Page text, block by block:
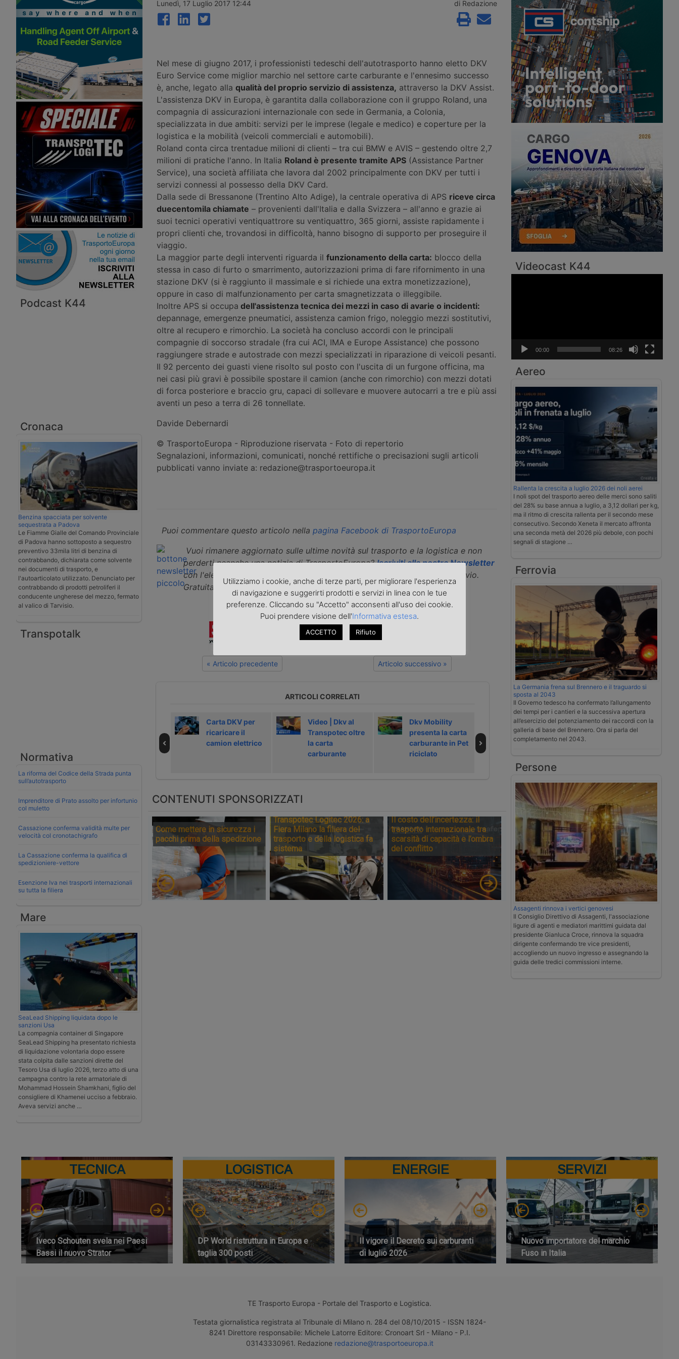
Ferragosto, con oltre 25 milioni di
spostamenti attesi tra il 7 e il 9
agosto 2026.
pareri di Antitrust e Consiglio
regionale, mentre il pedaggio
riservato ai veicoli industriali resta
Paese certificato Gold secondo lo
standard Sstpa. La struttura da 74
posti rientra in un progetto
l’ammodernamento di cinque aree di
sosta tra Austria, Italia e Germania.
massa complessiva fino a 7,5
tonnellate a 1.040 euro, senza
possibilità di recupero delle accise. Il
credito d’imposta introdotto dal
Governo copre solo il 22% circa dei
veicoli industriali circolanti in Italia.
Podcast K44
Cronaca
Benzina spacciata per solvente
sequestrata a Padova
Le Fiamme Gialle del Comando Provinciale
di Padova hanno sottoposto a sequestro
preventivo 33mila litri di benzina di
contrabbando, dichiarata come solvente
nei documenti di trasporto, e
l'autoarticolato utilizzato. Denunciato per
contrabbando di prodotti petroliferi il
conducente ungherese del mezzo, fermato
al valico di Tarvisio.
Transpotalk
Normativa
La riforma del Codice della Strada punta
sull’autotrasporto
Imprenditore di Prato assolto per infortunio
col muletto
Cassazione conferma validità multe per
velocità col cronotachigrafo
La Cassazione conferma la qualifica di
spedizioniere-vettore
Esenzione Iva nei trasporti internazionali
su tutta la filiera
Mare
SeaLead Shipping liquidata dopo le
sanzioni Usa
La compagnia container di Singapore
SeaLead Shipping ha presentato richiesta
di liquidazione volontaria dopo essere
stata colpita dalle sanzioni dirette del
Tesoro Usa di luglio 2026, terzo atto di una
campagna contro la rete armatoriale di
Mohammad Hossein Shamkhani, figlio del
consigliere di Khamenei ucciso a febbraio.
Aveva servizi anche …
Lunedì, 17 Luglio 2017 12:44 di Redazione
Nel mese di giugno 2017, i professionisti tedeschi dell'autotrasporto hanno eletto DKV
Euro Service come miglior marchio nel settore carte carburante e l'ennesimo successo
è, anche, legato alla qualità del proprio servizio di assistenza, attraverso la DKV Assist.
L'assistenza DKV in Europa, è garantita dalla collaborazione con il gruppo Roland, una
compagnia di assicurazioni internazionale con sede in Germania, a Colonia,
specializzata in due ambiti: servizi per le imprese (legale e medico) e coperture per la
logistica e la mobilità (veicoli commerciali e automobili).
Roland conta circa trentadue milioni di clienti – tra cui BMW e AVIS – gestendo oltre 2,7
milioni di pratiche l'anno. In Italia Roland è presente tramite APS (Assistance Partner
Service), una società affiliata che lavora dal 2002 principalmente con DKV per tutti i
servizi connessi al possesso della DKV Card.
Dalla sede di Bressanone (Trentino Alto Adige), la centrale operativa di APS riceve circa
duecentomila chiamate – provenienti dall'Italia e dalla Svizzera – all'anno e grazie ai
suoi tecnici operativi ventiquattrore su ventiquattro, 365 giorni, assiste rapidamente i
propri clienti che, trovandosi in difficoltà, hanno bisogno di supporto per proseguire il
viaggio.
La maggior parte degli interventi riguarda il funzionamento della carta: blocco della
stessa in caso di furto o smarrimento, autorizzazioni prima di fare rifornimento in una
stazione DKV (si è raggiunto il massimale e si richiede una extra monetizzazione),
oppure in caso di malfunzionamento per carta smagnetizzata o illeggibile.
Inoltre APS si occupa dell'assistenza tecnica dei mezzi in caso di avarie o incidenti:
depannage, emergenze pneumatici, assistenza camion frigo, noleggio mezzi sostitutivi,
oltre al recupero e rimorchio. La società ha concluso accordi con le principali
compagnie di soccorso stradale (fra cui ACI, IMA e Europe Assistance) che possono
raggiungere strade e autostrade con mezzi specializzati in riparazione di veicoli pesanti.
Il 92 percento dei guasti viene risolto sul posto con l'uscita di un furgone officina, ma
nei casi più gravi è possibile spostare il camion (anche con rimorchio) con mezzi dotati
di forca posteriore e braccio gru, capaci di sollevare e muovere autocarri a tre e più assi
aventi un peso a terra di 26 tonnellate.
Davide Debernardi
© TrasportoEuropa - Riproduzione riservata - Foto di repertorio
Segnalazioni, informazioni, comunicati, nonché rettifiche o precisazioni sugli articoli
pubblicati vanno inviate a: redazione@trasportoeuropa.it
Puoi commentare questo articolo nella pagina Facebook di TrasportoEuropa
Vuoi rimanere aggiornato sulle ultime novità sul trasporto e la logistica e non
perderti neanche una notizia di TrasportoEuropa?Iscriviti alla nostra Newsletter
con l'elenco ed i link di tutti gli articoli pubblicati nei giorni precedenti l'invio.
Gratuita e NO SPAM!
« Articolo precedente Articolo successivo »
ARTICOLI CORRELATI
Carta DKV per
ricaricare il
camion elettrico
Video | Dkv al
Transpotec oltre
la carta
carburante
Dkv Mobility
presenta la carta
carburante in Pet
riciclato
Carta Dkv anche
per gas naturale
liquefatto in
Arriva un nuovo
operatore per il
CONTENUTI SPONSORIZZATI
Come mettere in sicurezza i
pacchi prima della spedizione
Transpotec Logitec 2026: a
Fiera Milano la filiera del
trasporto e della logistica fa
sistema
Il costo dell’incertezza: il
trasporto internazionale tra
scarsità di capacità e l’ombra
del conflitto
Videocast K44
00:00 08:26
Aereo
Rallenta la crescita a luglio 2026 dei noli aerei
I noli spot del trasporto aereo delle merci sono saliti
del 28% su base annua a luglio, a 3,12 dollari per kg,
ma il ritmo di crescita rallenta per il secondo mese
consecutivo. Secondo Xeneta il mercato affronta
una seconda metà del 2026 più debole, con pochi
segnali di stagione …
Ferrovia
La Germania frena sul Brennero e il traguardo si
sposta al 2043
Il Governo tedesco ha confermato l’allungamento
dei tempi per i cantieri e la successiva apertura
all’esercizio del potenziamento dei raccordi con la
galleria di base del Brennero. Ora si parla del
completamento nel 2043.
Persone
Assagenti rinnova i vertici genovesi
Il Consiglio Direttivo di Assagenti, l'associazione
ligure di agenti e mediatori marittimi guidata dal
presidente Gianluca Croce, rinnova la squadra
dirigente confermando tre vice presidenti,
accogliendo un nuovo ingresso e assegnando la
guida delle tredici commissioni interne.
TECNICA
Iveco Schouten svela nei Paesi
Bassi il nuovo Strator
LOGISTICA
DP World ristruttura in Europa e
taglia 300 posti
ENERGIE
Il vigore il Decreto sui carburanti
di luglio 2026
SERVIZI
Nuovo importatore del marchio
Fuso in Italia
TE Trasporto Europa - Portale del Trasporto e Logistica.
Testata giornalistica registrata al Tribunale di Milano n. 284 del 08/10/2015 - ISSN 1824-
8241 Direttore responsabile: Michele Latorre Editore: Cronoart Srl - Milano - P.I.
03143330961. Redazione redazione@trasportoeuropa.it
Utilizziamo i cookie, anche di terze parti, per migliorare l'esperienza
di navigazione e suggerirti prodotti e servizi in linea con le tue
preferenze. Cliccando su "Accetto" acconsenti all'uso dei cookie.
Puoi prendere visione dell'Informativa estesa.
ACCETTO Rifiuto